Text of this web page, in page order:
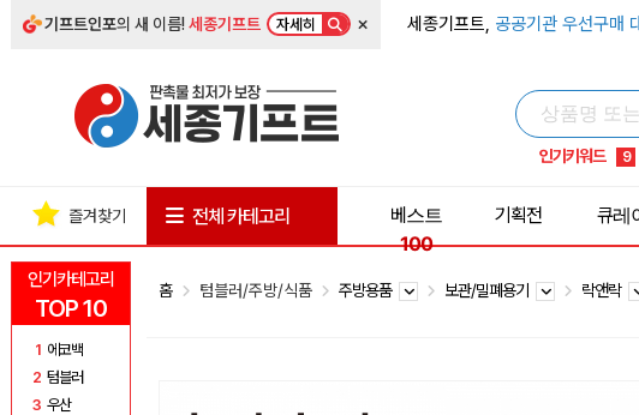
기프트인포의 새 이름!세종기프트 자세히 × 세종기프트, 공공기관 우선구매
인기키워드
5
8
9
1
인기카테고리
TOP 10
1 에코백
2 텀블러
3 우산
즐겨찾기 전체 카테고리
베스트
100
기획전 큐레
홈 텀블러/주방/식품 주방용품 보관/밀폐용기 락앤락